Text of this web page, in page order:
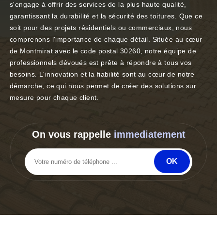
s'engage à offrir des services de la plus haute qualité,
garantissant la durabilité et la sécurité des toitures. Que ce
soit pour des projets résidentiels ou commerciaux, nous
comprenons l'importance de chaque détail. Située au cœur
de Montmirat avec le code postal 30260, notre équipe de
professionnels dévoués est prête à répondre à tous vos
besoins. L'innovation et la fiabilité sont au cœur de notre
démarche, ce qui nous permet de créer des solutions sur
mesure pour chaque client.
On vous rappelle immediatement